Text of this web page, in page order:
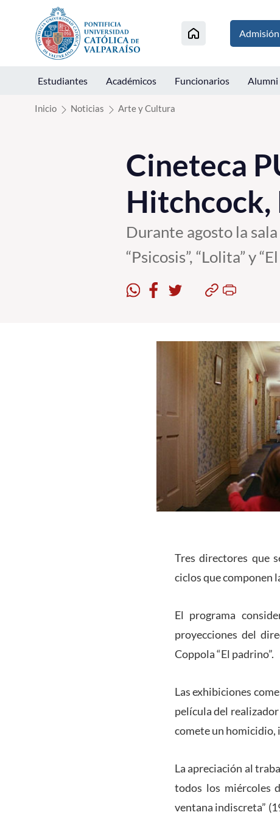
Click acá para ir directamente al contenido
Admisión
Estudiantes Académicos Funcionarios Alumni
Inicio Noticias Arte y Cultura
Cineteca
Hitchcock,
Durante agosto la
“Psicosis”, “Lolita” y
Tres directores que
ciclos que componen
El programa
proyecciones del
Coppola “El padrino”.
Las exhibiciones
película del
comete un homicidio,
La apreciación al
todos los miércoles
ventana indiscreta”